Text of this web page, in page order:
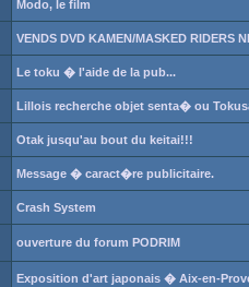
Modo, le film
VENDS DVD KAMEN/MASKED RIDERS
Le toku � l'aide de la pub...
Lillois recherche objet senta� ou
Otak jusqu'au bout du keitai!!!
Message � caract�re publicitaire.
Crash System
ouverture du forum PODRIM
Exposition d'art japonais � Aix-en-